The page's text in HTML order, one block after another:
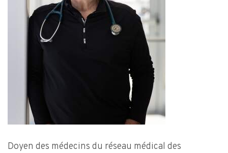
Doyen des médecins du réseau médical des